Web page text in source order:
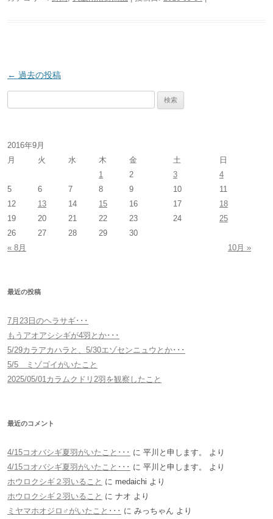
投
稿
ナ
ゲ
ー
ョ
← 過去の投稿
2016年9月
月
火 水 木 金 土 日
« 8月 10月 »
1 2 3
4
5
6 7 8 9 10
11
12
13 14 15 16 17
18
19
20 21 22 23 24
25
26
27 28 29 30
最近の投稿
7月23日のヘラサギ･･･
もうアオアシシギが4羽とか･･･
5/29カラアカハラと、5/30エゾセンニュウとか･･･
5/5 ミゾゴイがいたこと
2025/05/01カラムクドリ2羽を観察したこと
最近のコメント
4/15コオバシギ夏羽がいたこと･･･ に 平川と申します。
より
4/15コオバシギ夏羽がいたこと･･･ に 平川と申します。
より
ホウロクシギ２羽いること に medaichi より
ホウロクシギ２羽いること に ナオ より
ミヤマホオジロ♂がいたこと･･･ に みっちゃん より